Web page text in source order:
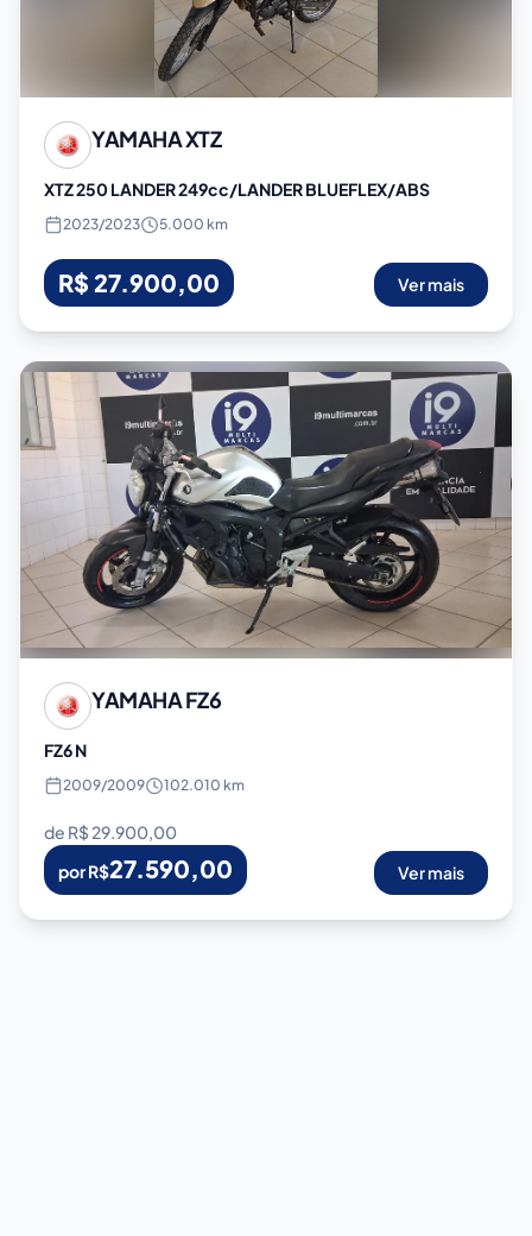
YAMAHAXTZ
XTZ 250 LANDER 249cc/LANDER BLUEFLEX/ABS
2023/2023 5.000 km
R$ 27.900,00 Ver mais
YAMAHAFZ6
FZ6 N
2009/2009 102.010 km
de R$29.900,00
por R$27.590,00 Ver mais